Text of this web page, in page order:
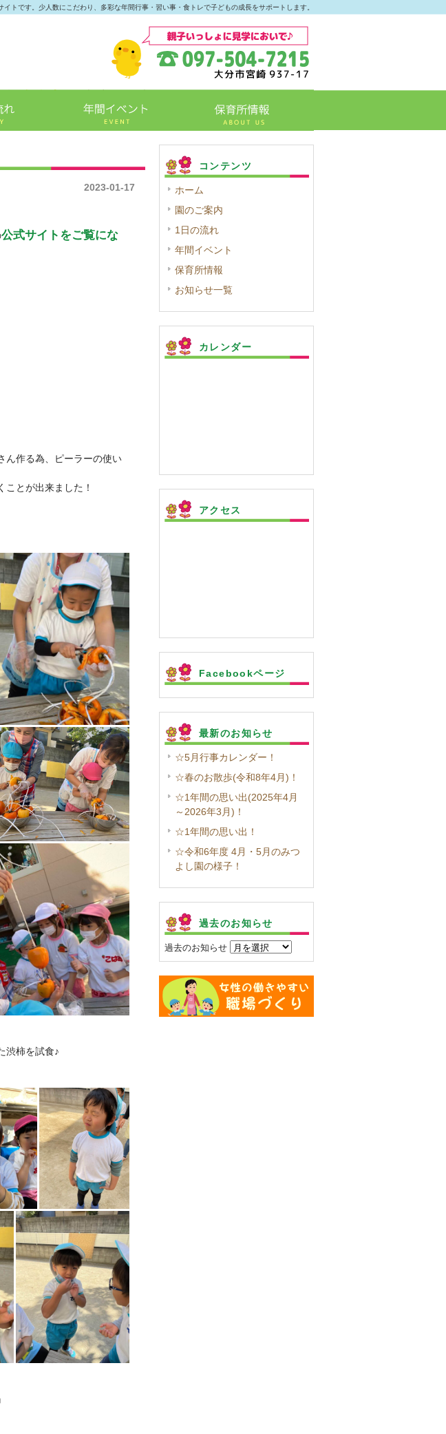
トです。少人数にこだわり、多彩な年間行事・習い事・食トレで子どもの成長をサポートします。
2023-01-17
公式サイトをご覧にな
ん作る為、ピーラーの使い
とが出来ました！
渋柿を試食♪
コンテンツ
ホーム
園のご案内
1日の流れ
年間イベント
保育所情報
お知らせ一覧
カレンダー
アクセス
Facebookページ
最新のお知らせ
☆5月行事カレンダー！
☆春のお散歩(令和8年4月)！
☆1年間の思い出(2025年4月
～2026年3月)！
☆1年間の思い出！
☆令和6年度 4月・5月のみつ
よし園の様子！
過去のお知らせ
過去のお知らせ